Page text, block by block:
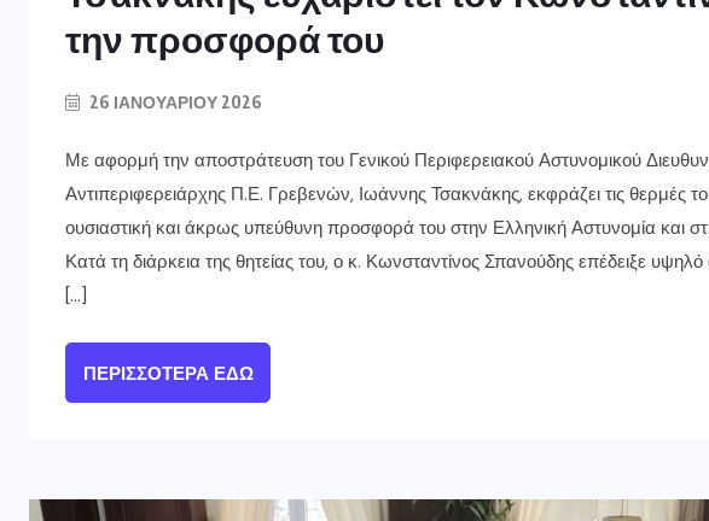
την προσφορά του
26 ΙΑΝΟΥΑΡΊΟΥ 2026
Με αφορμή την αποστράτευση του Γενικού Περιφερειακού Αστυνομικού
Αντιπεριφερειάρχης Π.Ε. Γρεβενών, Ιωάννης Τσακνάκης, εκφράζει τις θερμές
ουσιαστική και άκρως υπεύθυνη προσφορά του στην Ελληνική Αστυνομία και
Κατά τη διάρκεια της θητείας του, ο κ. Κωνσταντίνος Σπανούδης επέδειξε
[…]
ΠΕΡΙΣΣΌΤΕΡΑ ΕΔΏ